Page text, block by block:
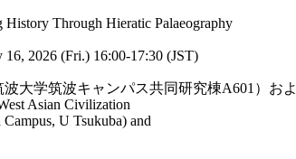
Through Hieratic Palaeography
2026 (Fri.) 16:00-17:30 (JST)
大学筑波キャンパス共同研究棟A601）およ
Asian Civilization
U Tsukuba) and